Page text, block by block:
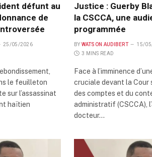
défunt au
de
25/05/2026
le feuilleton
sur l’assassinat
haïtien
Justice : Guerby
la CSCCA, une
programmée
BY WATSON AUDIBERT
15/
3 MINS READ
Face à l’imminence
cruciale devant la Cour
des comptes et du
administratif (CSCCA),
docteur…